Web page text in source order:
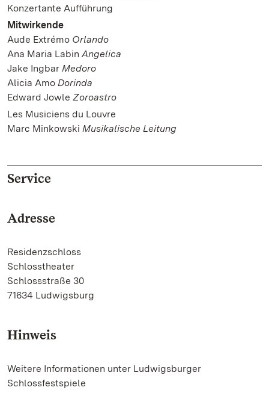
Konzertante Aufführung
Mitwirkende
Aude Extrémo Orlando
Ana Maria Labin Angelica
Jake Ingbar Medoro
Alicia Amo Dorinda
Edward Jowle Zoroastro
Les Musiciens du Louvre
Marc Minkowski Musikalische Leitung
Service
Adresse
Residenzschloss
Schlosstheater
Schlossstraße 30
71634 Ludwigsburg
Hinweis
Weitere Informationen unter Ludwigsburger
Schlossfestspiele